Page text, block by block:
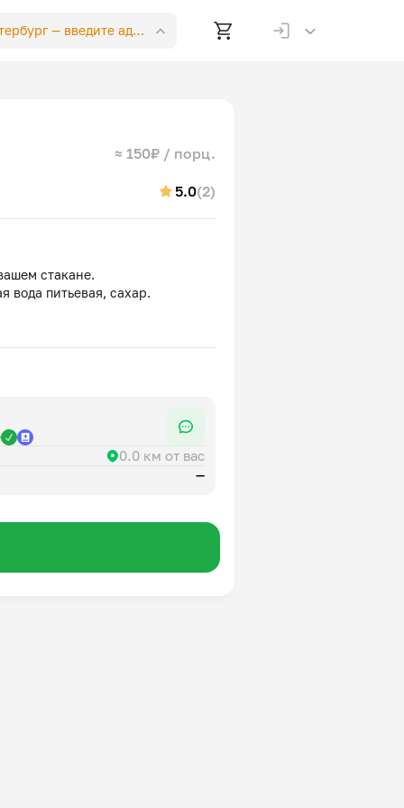
—введите адрес
≈ 150₽ / порц.
5.0(2)
стакане.
0.0 км от вас
—